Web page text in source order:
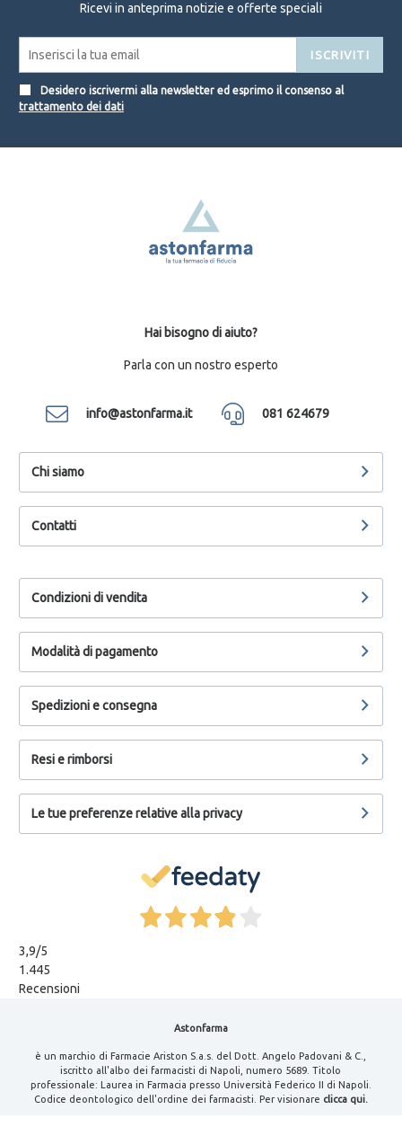
Ricevi in anteprima notizie e offerte speciali
ISCRIVITI
Desidero iscrivermi alla newsletter ed esprimo il consenso al
trattamento dei dati
Hai bisogno di aiuto?
Parla con un nostro esperto
info@astonfarma.it 081 624679
Chi siamo
Contatti
Condizioni di vendita
Modalità di pagamento
Spedizioni e consegna
Resi e rimborsi
Le tue preferenze relative alla privacy
3,9/5
1.445
Recensioni
Astonfarma
è un marchio di Farmacie Ariston S.a.s. del Dott. Angelo Padovani & C.,
iscritto all'albo dei farmacisti di Napoli, numero 5689. Titolo
professionale: Laurea in Farmacia presso Università Federico II di Napoli.
Codice deontologico dell'ordine dei farmacisti. Per visionare clicca qui.